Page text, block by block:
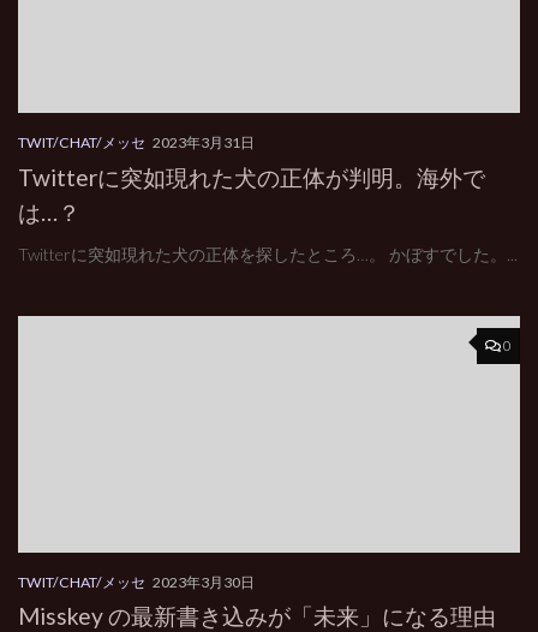
TWIT/CHAT/メッセ 2023年3月31日
Twitterに突如現れた犬の正体が判明。海外で
は…？
Twitterに突如現れた犬の正体を探したところ…。 かぼすでした。...
0
TWIT/CHAT/メッセ 2023年3月30日
Misskey の最新書き込みが「未来」になる理由